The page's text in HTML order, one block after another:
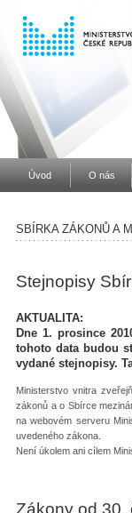
Úvod O nás
SBÍRKA ZÁKONŮ A
Stejnopisy
AKTUALITA:
Dne 1. prosince
tohoto data budou
vydané stejnopisy.
Ministerstvo vnitra
zákonů a o Sbírce
na webovém serveru
uvedeného zákona.
Není úkolem ani cílem
Zákony od 30.